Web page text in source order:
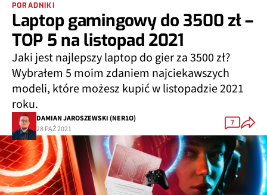
PORADNIKI
Laptop gamingowy do 3500 zł –
TOP 5 na listopad 2021
Jaki jest najlepszy laptop do gier za 3500 zł?
Wybrałem 5 moim zdaniem najciekawszych
modeli, które możesz kupić w listopadzie 2021
roku.
DAMIAN JAROSZEWSKI (NER1O)
28 PAŹ 2021
7